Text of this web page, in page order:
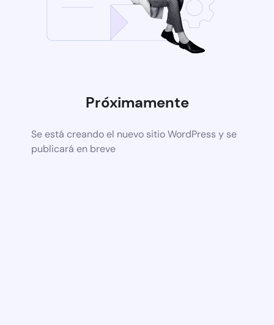
Próximamente
Se está creando el nuevo sitio WordPress y se
publicará en breve